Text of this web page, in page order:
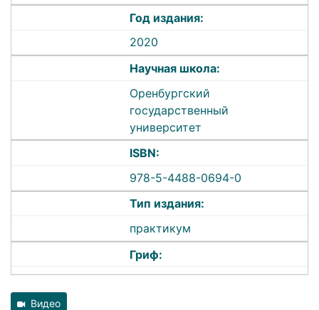
Год издания:
2020
Научная школа:
Оренбургский
государственный
университет
ISBN:
978-5-4488-0694-0
Тип издания:
практикум
Гриф:
Видео